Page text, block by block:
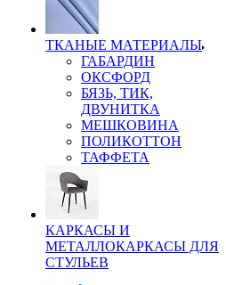
ТКАНЫЕ МАТЕРИАЛЫ
ГАБАРДИН
ОКСФОРД
БЯЗЬ, ТИК,
ДВУНИТКА
МЕШКОВИНА
ПОЛИКОТТОН
ТАФФЕТА
КАРКАСЫ И
МЕТАЛЛОКАРКАСЫ ДЛЯ
СТУЛЬЕВ